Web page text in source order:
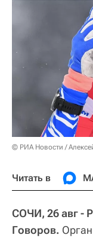
© РИА Новости /
Читать в
СОЧИ, 26 авг -
Говоров.